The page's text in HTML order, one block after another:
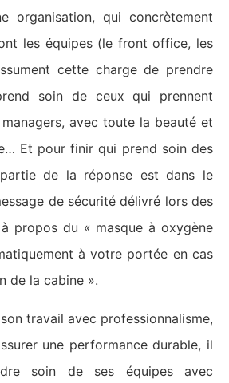
organisation, qui concrètement
les équipes (le front office, les
cette charge de prendre
soin de ceux qui prennent
avec toute la beauté et
Et pour finir qui prend soin des
de la réponse est dans le
de sécurité délivré lors des
propos du « masque à oxygène
à votre portée en cas
de la cabine ».
travail avec professionnalisme,
une performance durable, il
soin de ses équipes avec